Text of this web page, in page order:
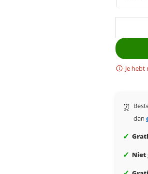
Je hebt
⏰
dan
✓
✓ Niet